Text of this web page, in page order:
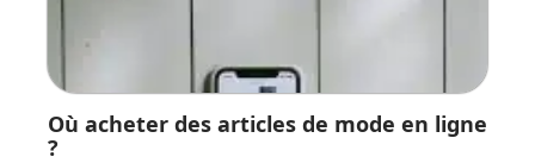
Où acheter des articles de mode en ligne
?